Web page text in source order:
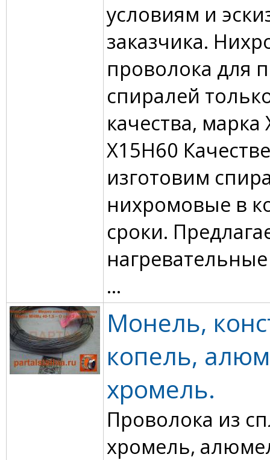
условиям и
заказчика.
проволока для
спиралей
качества,
Х15Н60
изготовим
нихромовые в
сроки.
...
Монель,
копель,
хромель.
Проволока из
хромель,